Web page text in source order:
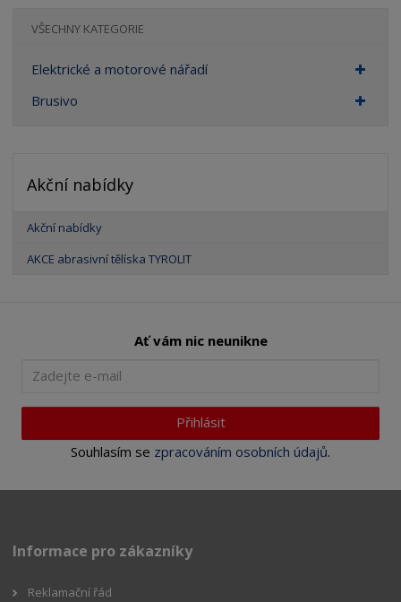
VŠECHNY KATEGORIE
Elektrické a motorové nářadí
Brusivo
Akční nabídky
Akční nabídky
AKCE abrasivní tělíska TYROLIT
Ať vám nic neunikne
Přihlásit
Souhlasím se zpracováním osobních údajů.
Informace pro zákazníky
Reklamační řád